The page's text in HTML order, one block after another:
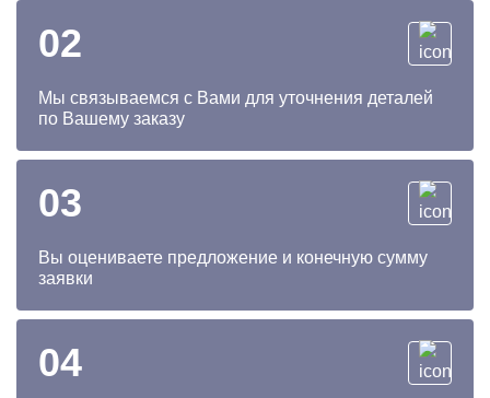
02
Мы связываемся с Вами для уточнения деталей
по Вашему заказу
03
Вы оцениваете предложение и конечную сумму
заявки
04